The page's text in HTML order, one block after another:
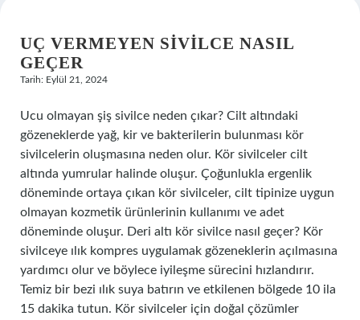
UÇ VERMEYEN SIVILCE NASIL
GEÇER
Tarih: Eylül 21, 2024
Ucu olmayan şiş sivilce neden çıkar? Cilt altındaki
gözeneklerde yağ, kir ve bakterilerin bulunması kör
sivilcelerin oluşmasına neden olur. Kör sivilceler cilt
altında yumrular halinde oluşur. Çoğunlukla ergenlik
döneminde ortaya çıkan kör sivilceler, cilt tipinize uygun
olmayan kozmetik ürünlerinin kullanımı ve adet
döneminde oluşur. Deri altı kör sivilce nasıl geçer? Kör
sivilceye ılık kompres uygulamak gözeneklerin açılmasına
yardımcı olur ve böylece iyileşme sürecini hızlandırır.
Temiz bir bezi ılık suya batırın ve etkilenen bölgede 10 ila
15 dakika tutun. Kör sivilceler için doğal çözümler